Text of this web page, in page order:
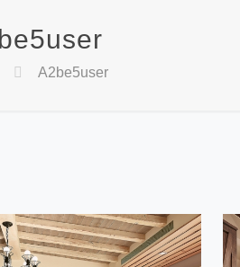
A2be5user